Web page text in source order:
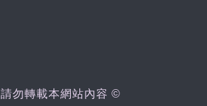
勿轉載本網站內容 ©